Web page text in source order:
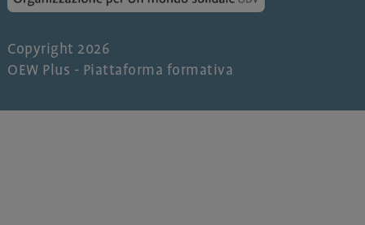
Copyright 2026
OEW Plus - Piattaforma formativa